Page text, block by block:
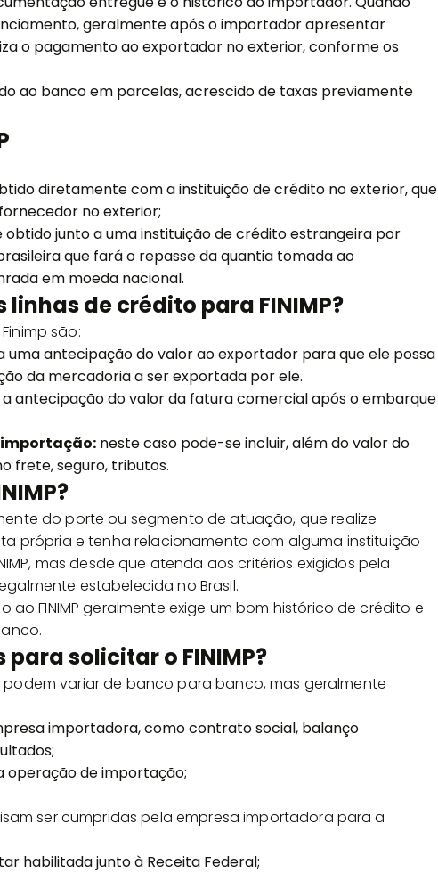
geralmente após o importador apresentar
o pagamento ao exportador no exterior, conforme os
ao banco em parcelas, acrescido de taxas previamente
diretamente com a instituição de crédito no exterior, que
no exterior;
junto a uma instituição de crédito estrangeira por
que fará o repasse da quantia tomada ao
em moeda nacional.
de crédito para FINIMP?
são:
uma antecipação do valor ao exportador para que ele possa
da mercadoria a ser exportada por ele.
antecipação do valor da fatura comercial após o embarque
importação: neste caso pode-se incluir, além do valor do
frete, seguro, tributos.
do porte ou segmento de atuação, que realize
própria e tenha relacionamento com alguma instituição
mas desde que atenda aos critérios exigidos pela
estabelecida no Brasil.
FINIMP geralmente exige um bom histórico de crédito e
solicitar o FINIMP?
podem variar de banco para banco, mas geralmente
importadora, como contrato social, balanço
operação de importação;
ser cumpridas pela empresa importadora para a
habilitada junto à Receita Federal;